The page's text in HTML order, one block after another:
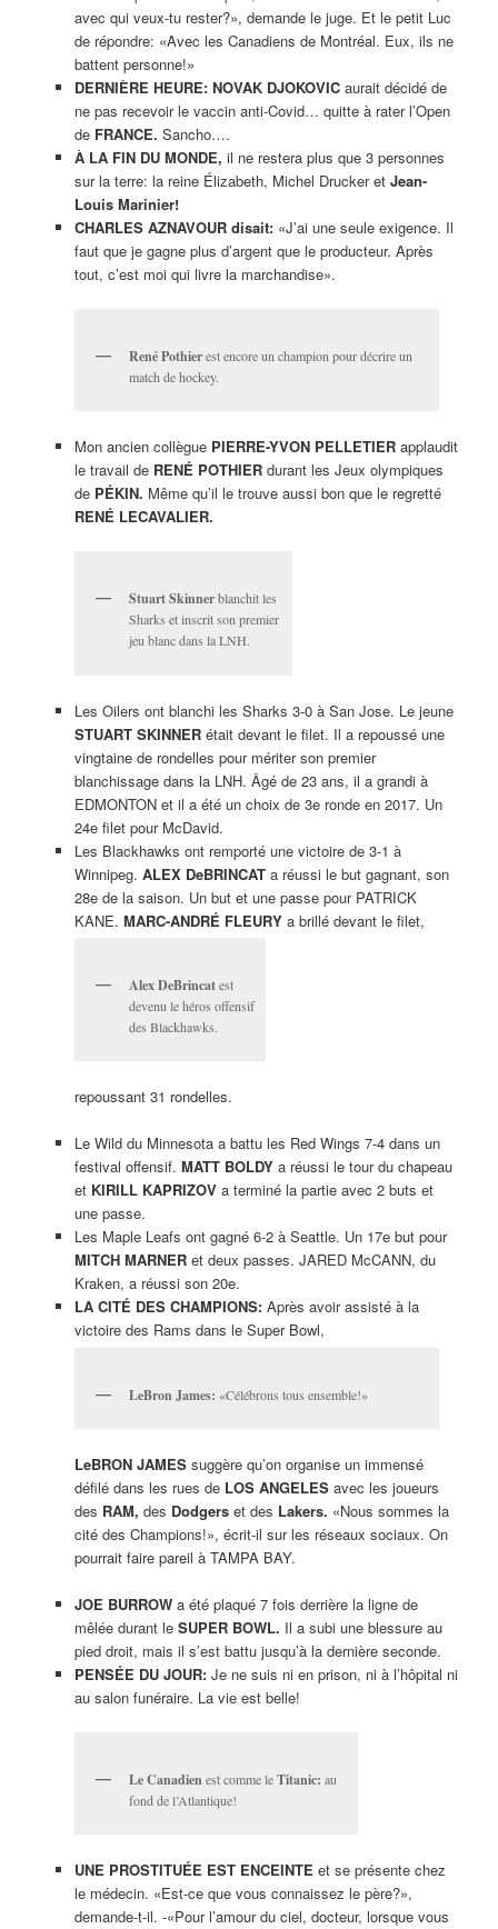
avec qui veux-tu rester?», demande le juge. Et le petit Luc
de répondre: «Avec les Canadiens de Montréal. Eux, ils ne
battent personne!»
DERNIÈRE HEURE: NOVAK DJOKOVICaurait décidé de
ne pas recevoir le vaccin anti-Covid… quitte à rater l’Open
de FRANCE. Sancho….
À LA FIN DU MONDE, il ne restera plus que 3 personnes
sur la terre: la reine Élizabeth, Michel Drucker et Jean-
Louis Marinier!
CHARLES AZNAVOUR disait: «J’ai une seule exigence. Il
faut que je gagne plus d’argent que le producteur. Après
tout, c’est moi qui livre la marchandise».
René Pothierest encore un champion pour décrire un
match de hockey.
Mon ancien collègue PIERRE-YVON PELLETIERapplaudit
le travail de RENÉ POTHIERdurant les Jeux olympiques
de PÉKIN. Même qu’il le trouve aussi bon que le regretté
RENÉ LECAVALIER.
Stuart Skinnerblanchit les
Sharks et inscrit son premier
jeu blanc dans la LNH.
Les Oilers ont blanchi les Sharks 3-0 à San Jose. Le jeune
STUART SKINNERétait devant le filet. Il a repoussé une
vingtaine de rondelles pour mériter son premier
blanchissage dans la LNH. Âgé de 23 ans, il a grandi à
EDMONTON et il a été un choix de 3e ronde en 2017. Un
24e filet pour McDavid.
Les Blackhawks ont remporté une victoire de 3-1 à
Winnipeg. ALEX DeBRINCATa réussi le but gagnant, son
28e de la saison. Un but et une passe pour PATRICK
KANE. MARC-ANDRÉ FLEURYa brillé devant le filet,
Alex DeBrincatest
devenu le héros offensif
des Blackhawks.
repoussant 31 rondelles.
Le Wild du Minnesota a battu les Red Wings 7-4 dans un
festival offensif. MATT BOLDYa réussi le tour du chapeau
et KIRILL KAPRIZOVa terminé la partie avec 2 buts et
une passe.
Les Maple Leafs ont gagné 6-2 à Seattle. Un 17e but pour
MITCH MARNERet deux passes. JARED McCANN, du
Kraken, a réussi son 20e.
LA CITÉ DES CHAMPIONS: Après avoir assisté à la
victoire des Rams dans le Super Bowl,
LeBron James: «Célébrons tous ensemble!»
LeBRON JAMESsuggère qu’on organise un immensé
défilé dans les rues de LOS ANGELESavec les joueurs
des RAM, des Dodgerset des Lakers. «Nous sommes la
cité des Champions!», écrit-il sur les réseaux sociaux. On
pourrait faire pareil à TAMPA BAY.
JOE BURROWa été plaqué 7 fois derrière la ligne de
mêlée durant le SUPER BOWL. Il a subi une blessure au
pied droit, mais il s’est battu jusqu’à la dernière seconde.
PENSÉE DU JOUR: Je ne suis ni en prison, ni à l’hôpital ni
au salon funéraire. La vie est belle!
Le Canadien est comme leTitanic: au
fond de l’Atlantique!
UNE PROSTITUÉE EST ENCEINTE et se présente chez
le médecin. «Est-ce que vous connaissez le père?»,
demande-t-il. -«Pour l’amour du ciel, docteur, lorsque vous